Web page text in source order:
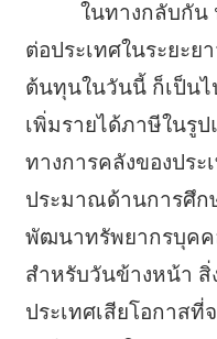
ในทางกลับกัน
ต่อประเทศในระยะย
ต้นทุนในวันนี้ ก็เป็นไ
เพิ่มรายได้ภาษีในรู
ทางการคลังของประ
ประมาณด้านการศึก
พัฒนาทรัพยากรบุคค
สำหรับวันข้างหน้า สิ่
ประเทศเสียโอกาส